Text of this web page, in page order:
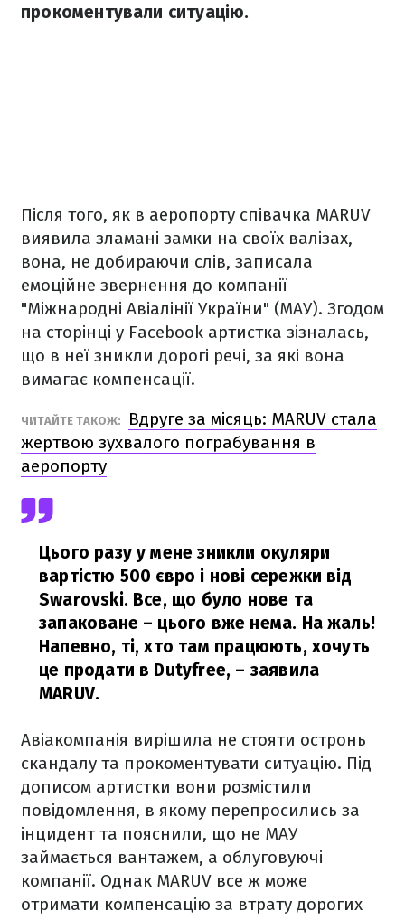
прокоментували ситуацію.
Після того, як в аеропорту співачка MARUV
виявила зламані замки на своїх валізах,
вона, не добираючи слів, записала
емоційне звернення до компанії
"Міжнародні Авіалінії України" (МАУ). Згодом
на сторінці у Facebook артистка зізналась,
що в неї зникли дорогі речі, за які вона
вимагає компенсації.
ЧИТАЙТЕ ТАКОЖ:
Вдруге за місяць: MARUV стала
жертвою зухвалого пограбування в
аеропорту
Цього разу у мене зникли окуляри
вартістю 500 євро і нові сережки від
Swarovski. Все, що було нове та
запаковане – цього вже нема. На жаль!
Напевно, ті, хто там працюють, хочуть
це продати в Dutyfree, – заявила
MARUV.
Авіакомпанія вирішила не стояти остронь
скандалу та прокоментувати ситуацію. Під
дописом артистки вони розмістили
повідомлення, в якому перепросились за
інцидент та пояснили, що не МАУ
займається вантажем, а облуговуючі
компанії. Однак MARUV все ж може
отримати компенсацію за втрату дорогих